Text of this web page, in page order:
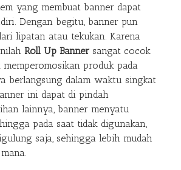
yang membuat banner dapat
Dengan begitu, banner pun
lipatan atau tekukan. Karena
Roll Up Banner sangat cocok
produk pada
berlangsung dalam waktu singkat
ini dapat di pindah
lainnya, banner menyatu
pada saat tidak digunakan,
saja, sehingga lebih mudah